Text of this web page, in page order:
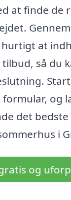
at finde de
at
tilbud, så du
og
det
i
og